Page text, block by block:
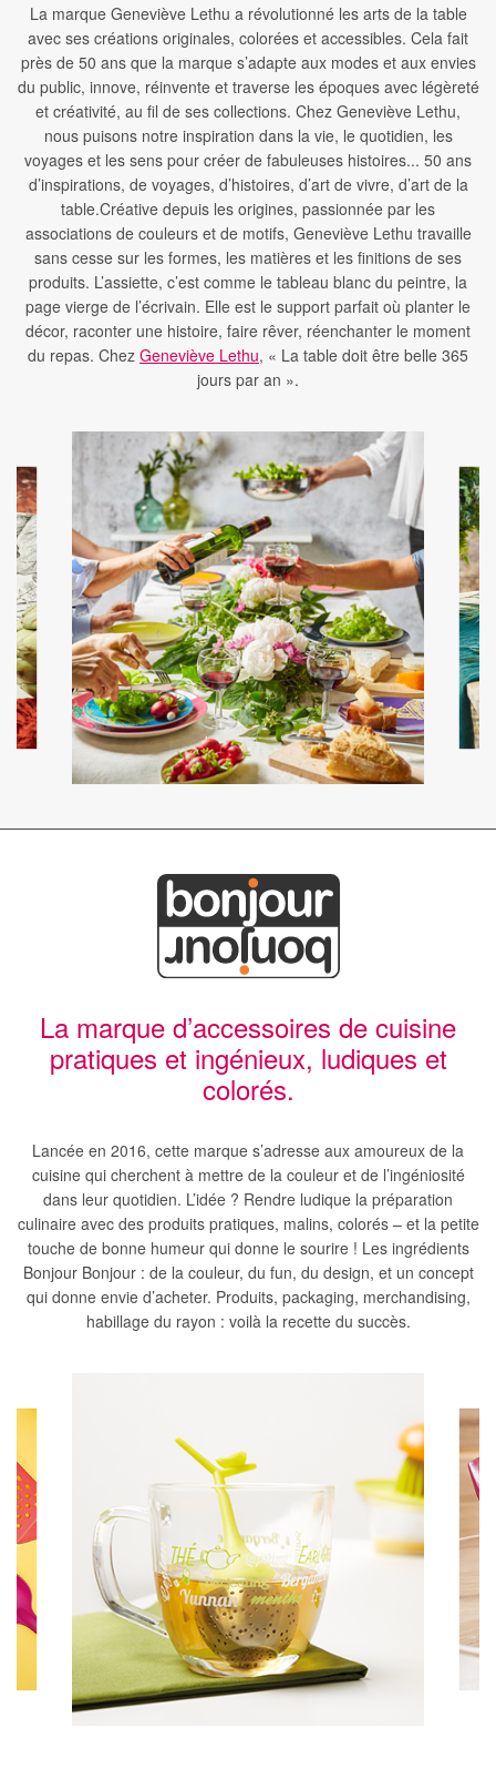
La marque Geneviève Lethu a révolutionné les arts de la table
avec ses créations originales, colorées et accessibles. Cela fait
près de 50 ans que la marque s’adapte aux modes et aux envies
du public, innove, réinvente et traverse les époques avec légèreté
et créativité, au fil de ses collections. Chez Geneviève Lethu,
nous puisons notre inspiration dans la vie, le quotidien, les
voyages et les sens pour créer de fabuleuses histoires... 50 ans
d’inspirations, de voyages, d’histoires, d’art de vivre, d’art de la
table.Créative depuis les origines, passionnée par les
associations de couleurs et de motifs, Geneviève Lethu travaille
sans cesse sur les formes, les matières et les finitions de ses
produits. L’assiette, c’est comme le tableau blanc du peintre, la
page vierge de l’écrivain. Elle est le support parfait où planter le
décor, raconter une histoire, faire rêver, réenchanter le moment
du repas. Chez Geneviève Lethu, « La table doit être belle 365
jours par an ».
La marque d’accessoires de cuisine
pratiques et ingénieux, ludiques et
colorés.
Lancée en 2016, cette marque s’adresse aux amoureux de la
cuisine qui cherchent à mettre de la couleur et de l’ingéniosité
dans leur quotidien. L’idée ? Rendre ludique la préparation
culinaire avec des produits pratiques, malins, colorés – et la petite
touche de bonne humeur qui donne le sourire ! Les ingrédients
Bonjour Bonjour : de la couleur, du fun, du design, et un concept
qui donne envie d’acheter. Produits, packaging, merchandising,
habillage du rayon : voilà la recette du succès.